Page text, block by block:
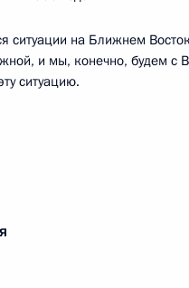
ситуации на Ближнем
и мы, конечно, будем с
ситуацию.